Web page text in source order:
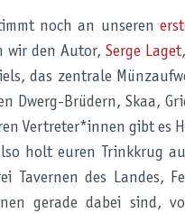
noch an unseren
wir den Autor,Serge Laget
das zentrale
Dwerg-Brüdern, Skaa,
Vertreter*innen gibt es
holt euren Trinkkrug
Tavernen des Landes,
gerade dabei sind,